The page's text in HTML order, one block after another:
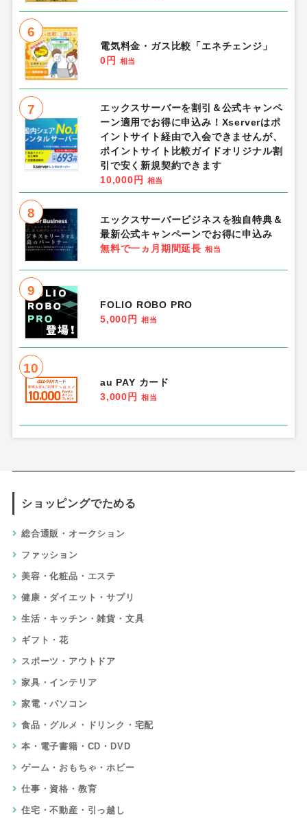
6
電気料金・ガス比較「エネチェンジ」
0円
相当
7
エックスサーバーを割引＆公式キャンペ
ーン適用でお得に申込み！Xserverはポ
イントサイト経由で入会できませんが、
ポイントサイト比較ガイドオリジナル割
引で安く新規契約できます
10,000円
相当
8
エックスサーバービジネスを独自特典＆
最新公式キャンペーンでお得に申込み
無料で一ヵ月期間延長 相当
9
FOLIO ROBO PRO
5,000円
相当
10
au PAY カード
3,000円
相当
ショッピングでためる
総合通販・オークション
ファッション
美容・化粧品・エステ
健康・ダイエット・サプリ
生活・キッチン・雑貨・文具
ギフト・花
スポーツ・アウトドア
家具・インテリア
家電・パソコン
食品・グルメ・ドリンク・宅配
本・電子書籍・CD・DVD
ゲーム・おもちゃ・ホビー
仕事・資格・教育
住宅・不動産・引っ越し